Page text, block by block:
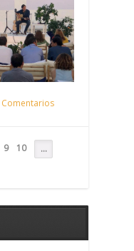
Comentarios
9 10
…